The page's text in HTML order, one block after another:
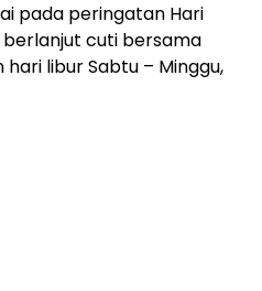
pada peringatan Hari
berlanjut cuti bersama
libur Sabtu – Minggu,